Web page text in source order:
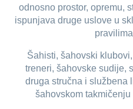
odnosno prostor, opremu,
ispunjava druge uslove u
Šahisti, šahovski
treneri, šahovske sudije,
druga stručna i službena
šahovskom